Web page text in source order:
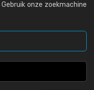
onze zoekmachine